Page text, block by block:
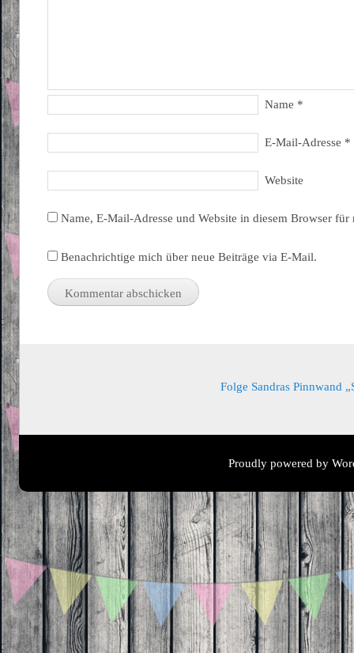
Name *
E-Mail-Adresse *
Website
Name, E-Mail-Adresse und Website in diesem Browser
Benachrichtige mich über neue Beiträge via E-Mail.
Folge Sandras Pinnwand
Proudly powered by